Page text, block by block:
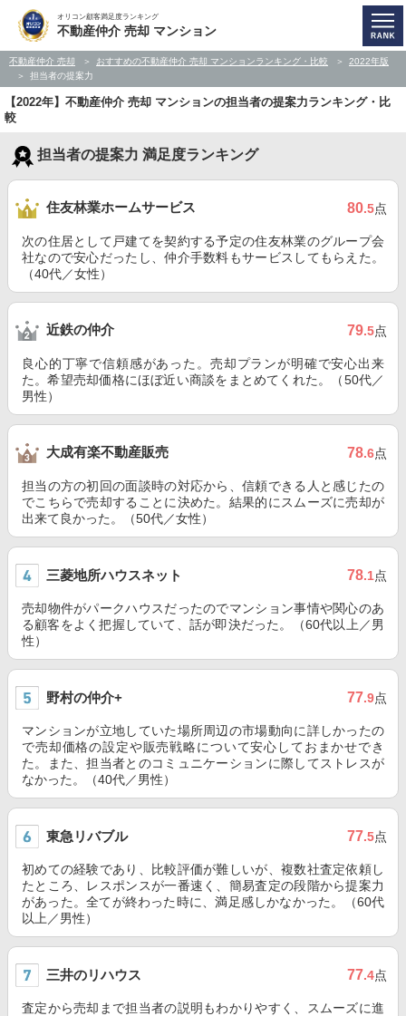
オリコン顧客満足度ランキング
不動産仲介 売却 マンション
不動産仲介 売却 おすすめの不動産仲介 売却 マンションランキング・比較
2022年版
担当者の提案力
【2022年】不動産仲介 売却 マンションの担当者の提案力ランキング・比
較
担当者の提案力 満足度ランキング
住友林業ホームサービス 80.5点
次の住居として戸建てを契約する予定の住友林業のグループ会
社なので安心だったし、仲介手数料もサービスしてもらえた。
（40代／女性）
近鉄の仲介 79.5点
良心的丁寧で信頼感があった。売却プランが明確で安心出来
た。希望売却価格にほぼ近い商談をまとめてくれた。（50代／
男性）
大成有楽不動産販売 78.6点
担当の方の初回の面談時の対応から、信頼できる人と感じたの
でこちらで売却することに決めた。結果的にスムーズに売却が
出来て良かった。（50代／女性）
三菱地所ハウスネット 78.1点
売却物件がパークハウスだったのでマンション事情や関心のあ
る顧客をよく把握していて、話が即決だった。（60代以上／男
性）
野村の仲介+ 77.9点
マンションが立地していた場所周辺の市場動向に詳しかったの
で売却価格の設定や販売戦略について安心しておまかせでき
た。また、担当者とのコミュニケーションに際してストレスが
なかった。（40代／男性）
東急リバブル 77.5点
初めての経験であり、比較評価が難しいが、複数社査定依頼し
たところ、レスポンスが一番速く、簡易査定の段階から提案力
があった。全てが終わった時に、満足感しかなかった。（60代
以上／男性）
三井のリハウス 77.4点
査定から売却まで担当者の説明もわかりやすく、スムーズに進